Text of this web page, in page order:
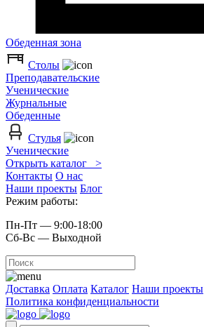
Обеденная зона
Столы
Преподавательские
Ученические
Журнальные
Обеденные
Стулья
Ученические
Открыть каталог >
Контакты О нас
Наши проекты Блог
Режим работы:
Пн-Пт — 9:00-18:00
Сб-Вс — Выходной
Доставка Оплата Каталог Наши проекты
Политика конфиденциальности